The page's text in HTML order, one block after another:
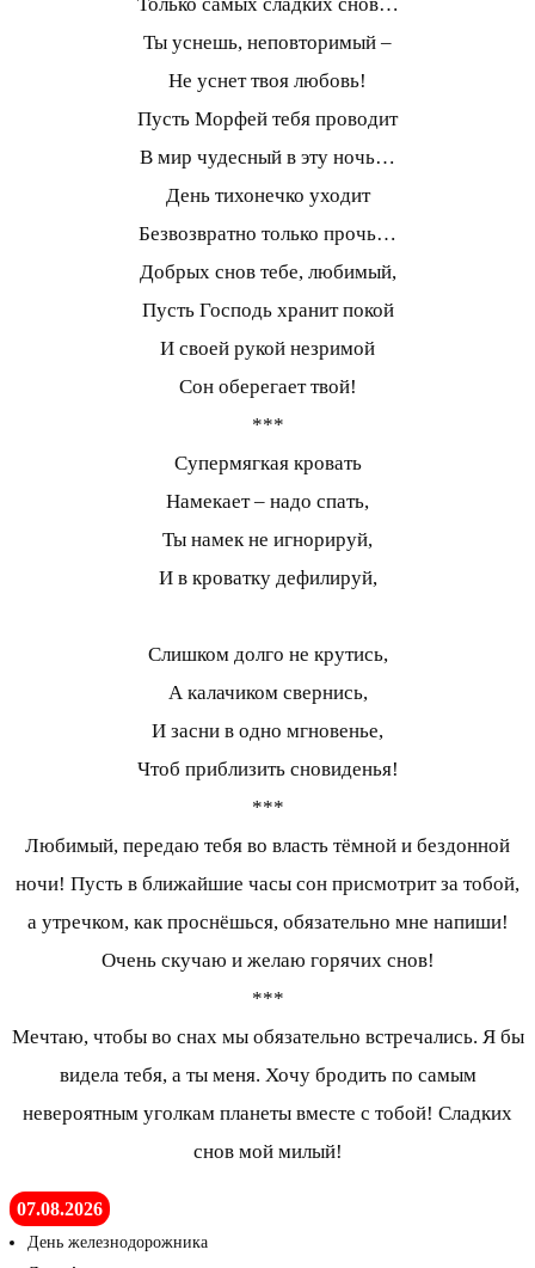
Только самых сладких снов…
Ты уснешь, неповторимый –
Не уснет твоя любовь!
Пусть Морфей тебя проводит
В мир чудесный в эту ночь…
День тихонечко уходит
Безвозвратно только прочь…
Добрых снов тебе, любимый,
Пусть Господь хранит покой
И своей рукой незримой
Сон оберегает твой!
***
Супермягкая кровать
Намекает – надо спать,
Ты намек не игнорируй,
И в кроватку дефилируй,
Слишком долго не крутись,
А калачиком свернись,
И засни в одно мгновенье,
Чтоб приблизить сновиденья!
***
Любимый, передаю тебя во власть тёмной и бездонной
ночи! Пусть в ближайшие часы сон присмотрит за тобой,
а утречком, как проснёшься, обязательно мне напиши!
Очень скучаю и желаю горячих снов!
***
Мечтаю, чтобы во снах мы обязательно встречались. Я бы
видела тебя, а ты меня. Хочу бродить по самым
невероятным уголкам планеты вместе с тобой! Сладких
снов мой милый!
07.08.2026
День железнодорожника